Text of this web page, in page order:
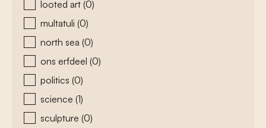
looted art (0)
multatuli (0)
north sea (0)
ons erfdeel (0)
politics (0)
science (1)
sculpture (0)